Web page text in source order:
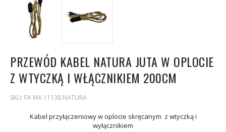
PRZEWÓD KABEL NATURA JUTA W OPLOCIE
Z WTYCZKĄ I WŁĄCZNIKIEM 200CM
SKU: FA MA 11138 NATURA
Kabel przyłączeniowy w oplocie skręcanym z wtyczką i
wyłącznikiem